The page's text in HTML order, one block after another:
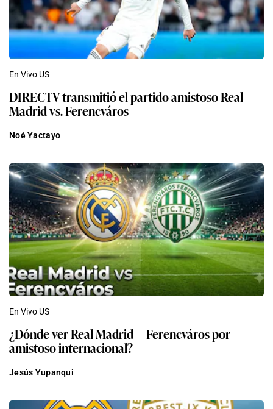
En Vivo US
DIRECTV transmitió el partido amistoso Real
Madrid vs. Ferencváros
Noé Yactayo
En Vivo US
¿Dónde ver Real Madrid — Ferencváros por
amistoso internacional?
Jesús Yupanqui